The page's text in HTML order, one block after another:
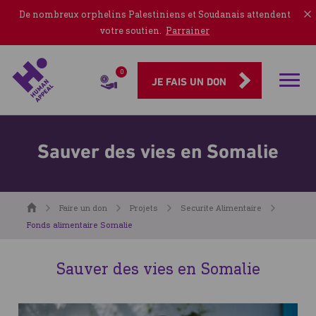
De nombreux orphelins Palestiniens et Soudanais attendent
votre soutien. Parrainer
0
JE FAIS UN DON
Sauver des vies en Somalie
AccueilFaire un don Projets
Securite Alimentaire
Fonds alimentaire Somalie
Sauver des vies en Somalie